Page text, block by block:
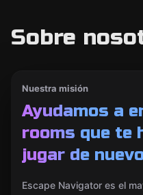
Sobre
Nuestra misión
Ayudamos a
rooms que te
jugar de
Escape Navigator es el